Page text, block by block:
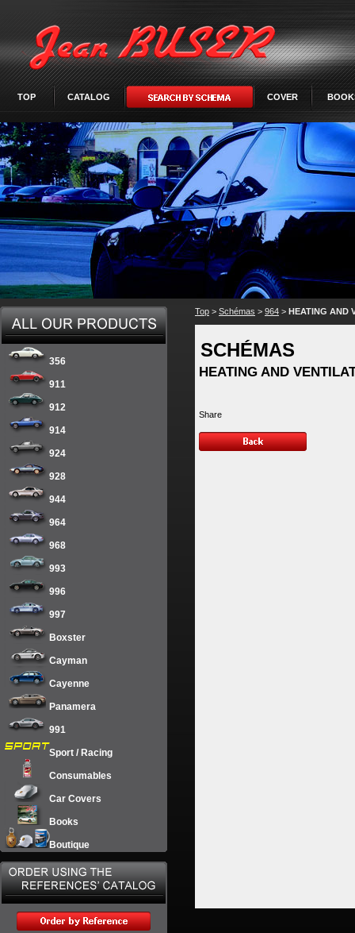
TOP CATALOG COVER
356
911
912
914
924
928
944
964
968
993
996
997
Boxster
Cayman
Cayenne
Panamera
991
Sport / Racing
Consumables
Car Covers
Books
Boutique
Top > Schémas > 964 > HEATING AND
SCHÉMAS
HEATING AND